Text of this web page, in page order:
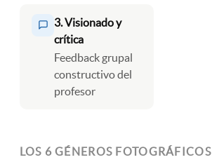
3. Visionado y
crítica
Feedback grupal
constructivo del
profesor
LOS 6 GÉNEROS FOTOGRÁFICOS